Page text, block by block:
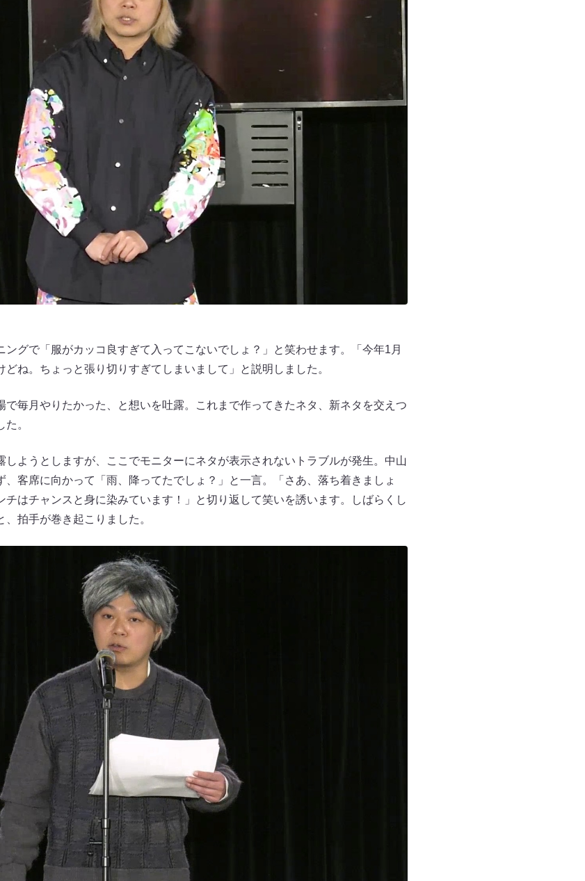
グで「服がカッコ良すぎて入ってこないでしょ？」と笑わせます。「今年1月
ね。ちょっと張り切りすぎてしまいまして」と説明しました。
毎月やりたかった、と想いを吐露。これまで作ってきたネタ、新ネタを交えつ
。
ようとしますが、ここでモニターにネタが表示されないトラブルが発生。中山
客席に向かって「雨、降ってたでしょ？」と一言。「さあ、落ち着きましょ
チはチャンスと身に染みています！」と切り返して笑いを誘います。しばらくし
拍手が巻き起こりました。